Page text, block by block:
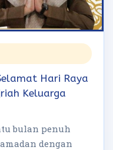
Hari Raya
Keluarga
bulan penuh
dengan